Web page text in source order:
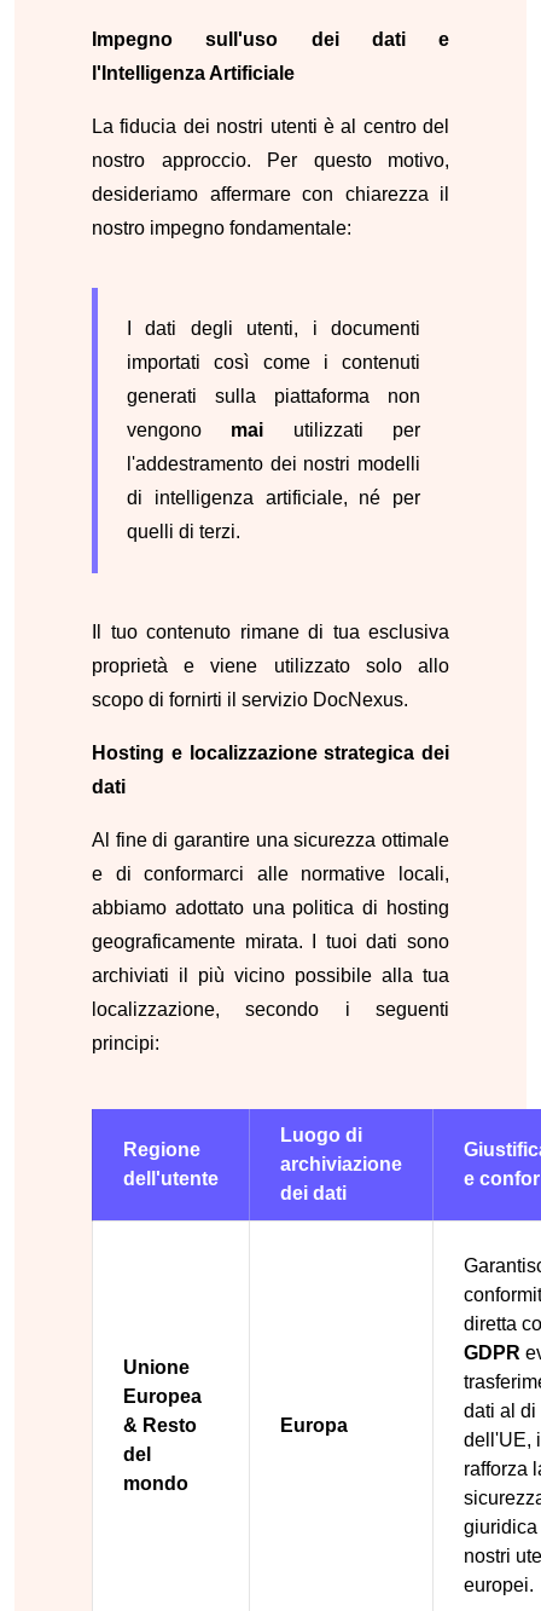
Impegno sull'uso dei dati e
l'Intelligenza Artificiale
La fiducia dei nostri utenti è al centro del
nostro approccio. Per questo motivo,
desideriamo affermare con chiarezza il
nostro impegno fondamentale:
I dati degli utenti, i documenti
importati così come i contenuti
generati sulla piattaforma non
vengono mai utilizzati per
l'addestramento dei nostri modelli
di intelligenza artificiale, né per
quelli di terzi.
Il tuo contenuto rimane di tua esclusiva
proprietà e viene utilizzato solo allo
scopo di fornirti il servizio DocNexus.
Hosting e localizzazione strategica dei
dati
Al fine di garantire una sicurezza ottimale
e di conformarci alle normative locali,
abbiamo adottato una politica di hosting
geograficamente mirata. I tuoi dati sono
archiviati il più vicino possibile alla tua
localizzazione, secondo i seguenti
principi:
Regione
dell'utente
Luogo di
archiviazione
dei dati
e
Unione
Europea
& Resto
del
mondo
Europa
diretta
GDPR
dati al di
dell'UE,
rafforza
giuridica
nostri
europei.